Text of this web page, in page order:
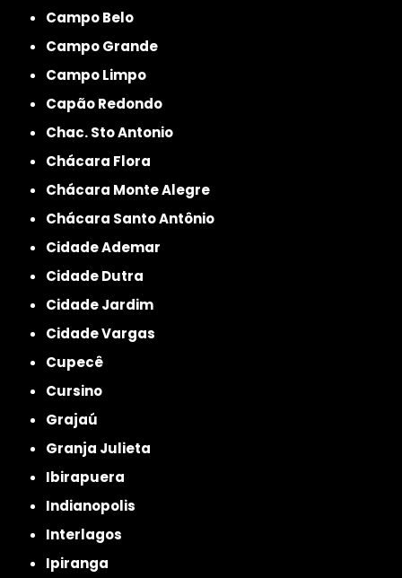
Campo Belo
Campo Grande
Campo Limpo
Capão Redondo
Chac. Sto Antonio
Chácara Flora
Chácara Monte Alegre
Chácara Santo Antônio
Cidade Ademar
Cidade Dutra
Cidade Jardim
Cidade Vargas
Cupecê
Cursino
Grajaú
Granja Julieta
Ibirapuera
Indianopolis
Interlagos
Ipiranga